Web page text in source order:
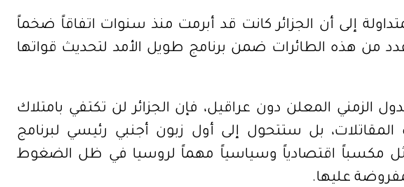
إلى أن الجزائر كانت قد أبرمت منذ سنوات اتفاقاً ضخماً
من هذه الطائرات ضمن برنامج طويل الأمد لتحديث قواتها
الزمني المعلن دون عراقيل، فإن الجزائر لن تكتفي بامتلاك
بل ستتحول إلى أول زبون أجنبي رئيسي لبرنامج
يمثل مكسباً اقتصادياً وسياسياً مهماً لروسيا في ظل الضغوط
عليها.